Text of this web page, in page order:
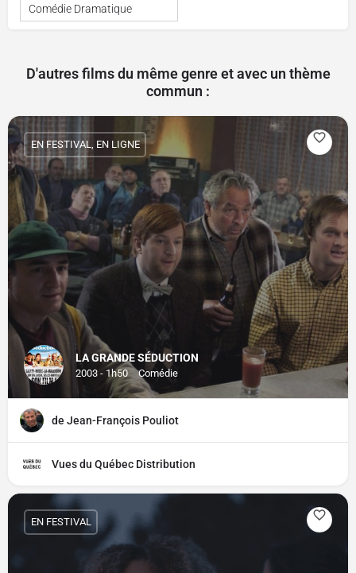
Comédie Dramatique
D'autres films du même genre et avec un thème
commun :
LA GRANDE SÉDUCTION
2003 - 1h50 Comédie
EN FESTIVAL, EN LIGNE
de Jean-François Pouliot
Vues du Québec Distribution
EN FESTIVAL